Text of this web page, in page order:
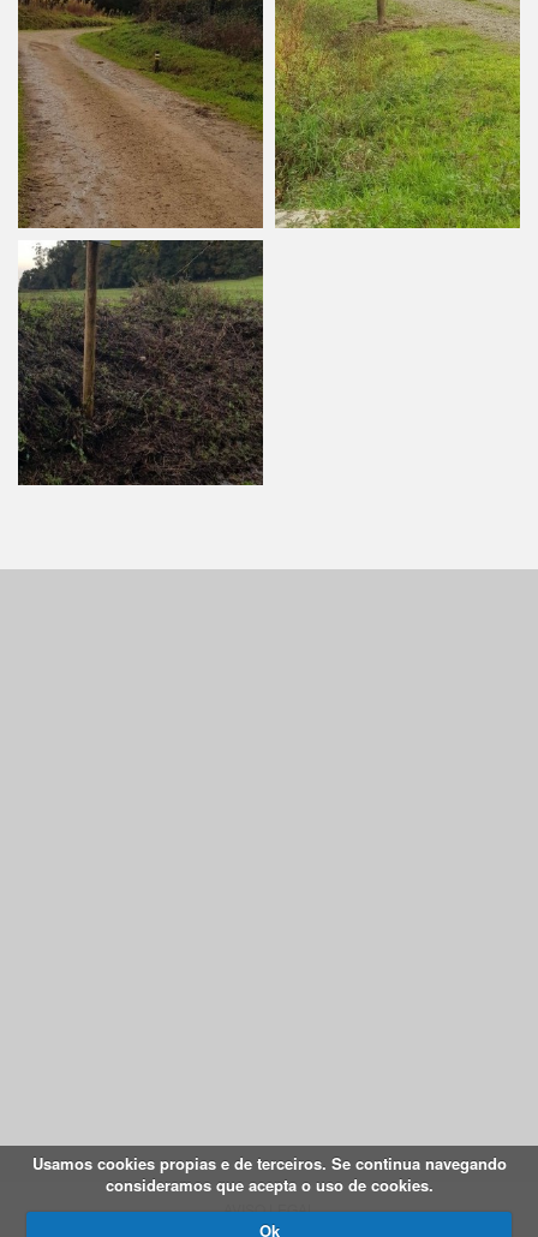
AVISO LEGAL
Usamos cookies propias e de terceiros. Se continua navegando
consideramos que acepta o uso de cookies.
Ok